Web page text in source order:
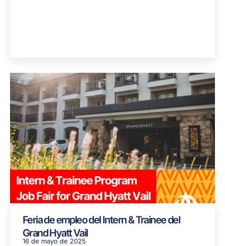
Feria de empleo del Intern & Trainee del
Grand Hyatt Vail
16 de mayo de 2025